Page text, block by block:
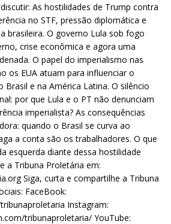
As hostilidades de Trump contra
no STF, pressão diplomática e
brasileira. O governo Lula sob fogo
crise econômica e agora uma
O papel do imperialismo nas
os EUA atuam para influenciar o
Brasil e na América Latina. O silêncio
por que Lula e o PT não denunciam
imperialista? As consequências
quando o Brasil se curva ao
a conta são os trabalhadores. O que
esquerda diante dessa hostilidade
a Tribuna Proletária em:
Siga, curta e compartilhe a Tribuna
FaceBook:
Instagram:
tribunaproletaria/ YouTube: